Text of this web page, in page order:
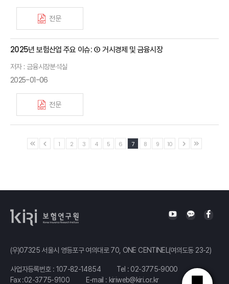
전문
2025년 보험산업 주요 이슈: ① 거시경제 및 금융시장
저자 : 금융시장분석실
2025-01-06
전문
1 2 3 4 5 6 7 8 9 10
(우)07325 서울시 영등포구 여의대로 70, ONE CENTINEL(여의도동 23-2)
사업자등록번호 : 107-82-14854 Tel : 02-3775-9000
Fax :02-3775-9100
E-mail : kiriweb@kiri.or.kr